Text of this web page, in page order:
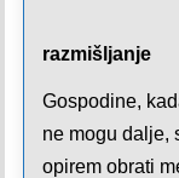
razmišljanje
Gospodine,
ne mogu dalje,
opirem obrati